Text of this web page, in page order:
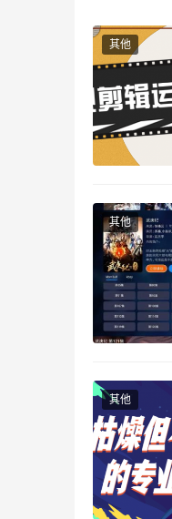
其他
其他
其他